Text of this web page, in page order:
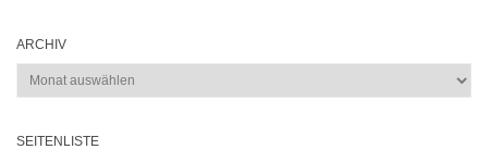
ARCHIV
Archiv
SEITENLISTE